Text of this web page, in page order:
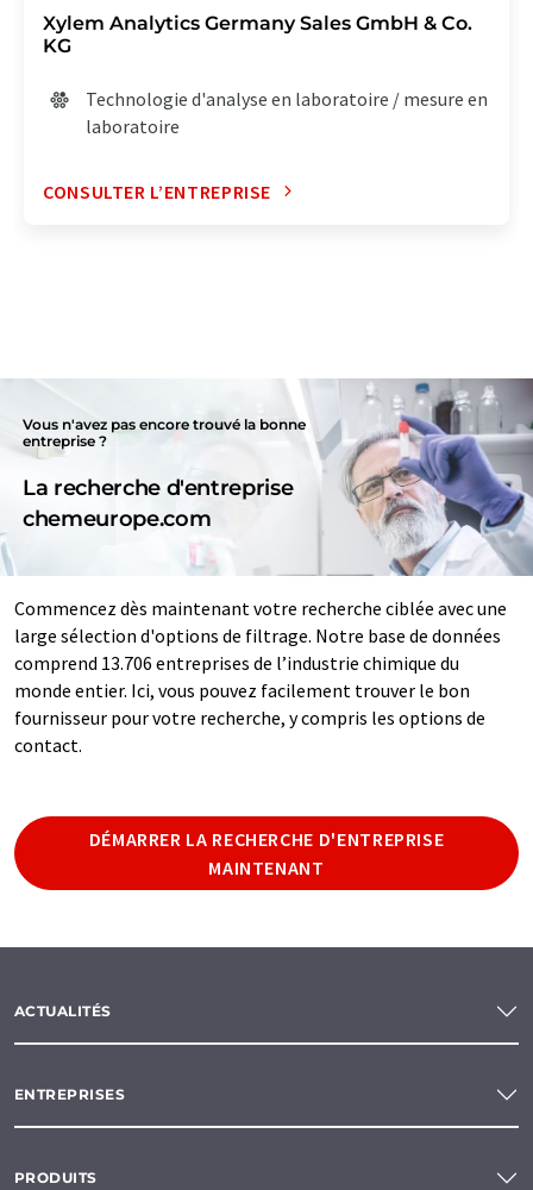
Xylem Analytics Germany Sales GmbH & Co.
KG
Technologie d'analyse en laboratoire / mesure en
laboratoire
CONSULTER L’ENTREPRISE
Vous n'avez pas encore trouvé la bonne
entreprise ?
La recherche d'entreprise
chemeurope.com
Commencez dès maintenant votre recherche ciblée avec une
large sélection d'options de filtrage. Notre base de données
comprend 13.706 entreprises de l’industrie chimique du
monde entier. Ici, vous pouvez facilement trouver le bon
fournisseur pour votre recherche, y compris les options de
contact.
DÉMARRER LA RECHERCHE D'ENTREPRISE
MAINTENANT
ACTUALITÉS
ENTREPRISES
PRODUITS